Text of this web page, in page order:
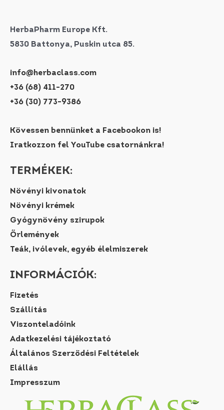
HerbaPharm Europe Kft.
5830 Battonya, Puskin utca 85.
info@herbaclass.com
+36 (68) 411-270
+36 (30) 773-9386
Kövessen bennünket a Facebookon is!
Iratkozzon fel YouTube csatornánkra!
TERMÉKEK:
Növényi kivonatok
Növényi krémek
Gyógynövény szirupok
Őrlemények
Teák, ivólevek, egyéb élelmiszerek
INFORMÁCIÓK:
Fizetés
Szállítás
Viszonteladóink
Adatkezelési tájékoztató
Általános Szerződési Feltételek
Elállás
Impresszum